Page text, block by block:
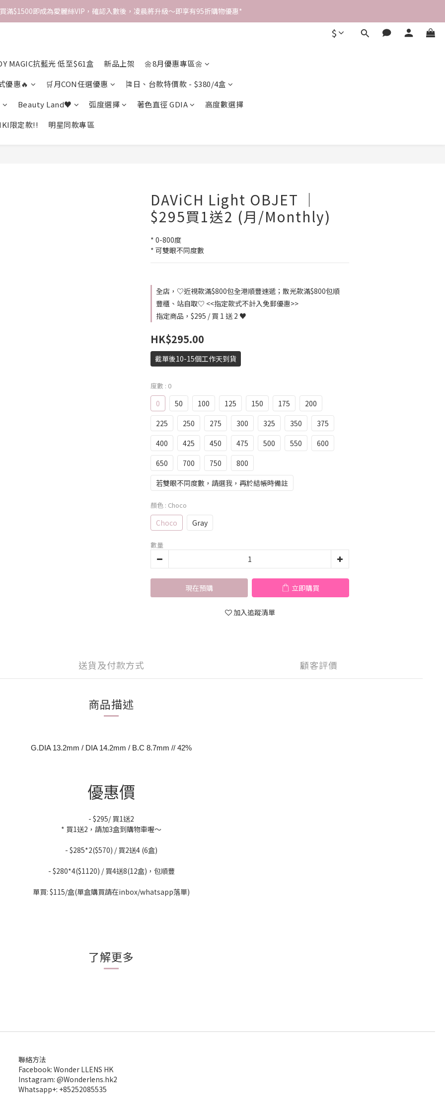
滿$1500即成為愛麗絲VIP，確認入數後，凌晨將升級～即享有95折購物優惠*
$
MAGIC抗藍光 低至$61盒 新品上架
🌼8月優惠專區🌼
優惠🔥
🛒月CON任選優惠
🎏日、台款特價款 - $380/4盒
Beauty Land♥ 弧度選擇 著色直徑 GDIA
高度數選擇
限定款!!
明星同款專區
DAViCH Light OBJET ｜
$295買1送2 (月/Monthly)
* 0-800度
* 可雙眼不同度數
全店，♡近視款滿$800包全港順豐速遞；散光款滿$800包順
豐櫃、站自取♡ <<指定款式不計入免郵優惠>>
指定商品，$295 / 買 1 送 2 ♥
HK$295.00
截單後10-15個工作天到貨
度數 : 0
0 50 100 125 150 175
200
225
250 275 300 325 350
375
400
425 450 475 500 550
600
650
700 750
800
若雙眼不同度數，請選我，再於結帳時備註
顏色 : Choco
Choco Gray
數量
現在預購 立即購買
加入追蹤清單
送貨及付款方式 顧客評價
商品描述
G.DIA 13.2mm / DIA 14.2mm / B.C 8.7mm // 42%
優惠價
- $295/ 買1送2
* 買1送2，請加3盒到購物車喔～
- $285*2($570) / 買2送4 (6盒)
- $280*4($1120) / 買4送8(12盒)，包順豐
單買: $115/盒(單盒購買請在inbox/whatsapp落單)
了解更多
聯絡方法
Facebook: Wonder LLENS HK
Instagram: @Wonderlens.hk2
Whatsapp+: +85252085535